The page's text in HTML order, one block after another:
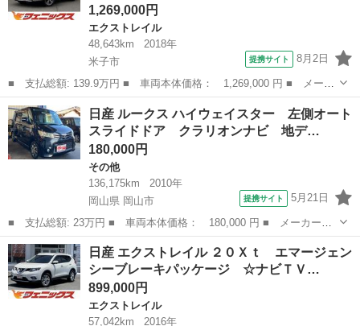
1,269,000円
エクストレイル
48,643km
2018年
米子市
提携サイト 8月2日
■ 支払総額: 139.9万円 ■ 車両本体価格： 1,269,000 円 ■ メーカ
ー名： 日産 ■ 車種名： エクストレイル ■ グレード名： ２０
Ｘ ☆切替４ＷＤ☆エマージェンシーブレーキ☆ナビＴＶ☆ 切替４
ＷＤ☆エ...
鳥取 米子市 エクストレイル
日産 ルークス ハイウェイスター 左側オート
スライドドア クラリオンナビ 地デ…
180,000円
その他
136,175km
2010年
岡山県 岡山市
提携サイト 5月21日
■ 支払総額: 23万円 ■ 車両本体価格： 180,000 円 ■ メーカー
名： 日産 ■ 車種名： ルークス ■ グレード名： ハイウェイス
ター 左側オートスライドドア クラリオンナビ 地デジＴＶ ＤＶ
Ｄ Ｂｌｕｅｔｏ...
岡山 岡山市 その他
日産 エクストレイル ２０Ｘｔ エマージェン
シーブレーキパッケージ ☆ナビＴＶ…
899,000円
エクストレイル
57,042km
2016年